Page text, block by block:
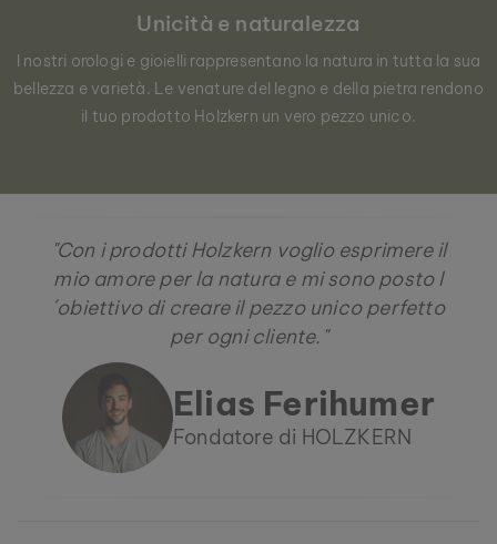
Unicità e naturalezza
I nostri orologi e gioielli rappresentano la natura in tutta la sua
bellezza e varietà. Le venature del legno e della pietra rendono
il tuo prodotto Holzkern un vero pezzo unico.
"Con i prodotti Holzkern voglio esprimere il
mio amore per la natura e mi sono posto l
´obiettivo di creare il pezzo unico perfetto
per ogni cliente."
Elias Ferihumer
Fondatore di HOLZKERN